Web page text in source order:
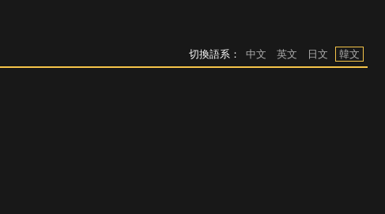
切換語系： 中文 英文 日文 韓文